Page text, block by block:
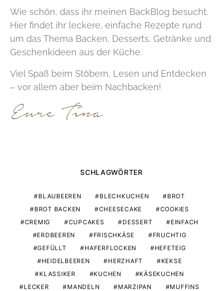
Wie schön, dass ihr meinen BackBlog besucht.
Hier findet ihr leckere, einfache Rezepte rund
um das Thema Backen, Desserts, Getränke und
Geschenkideen aus der Küche.
Viel Spaß beim Stöbern, Lesen und Entdecken
– vor allem aber beim Nachbacken!
SCHLAGWÖRTER
BLAUBEEREN BLECHKUCHEN
BROT
BROT BACKEN
CHEESECAKE
COOKIES
CREMIG
CUPCAKES DESSERT
EINFACH
ERDBEEREN
FRISCHKÄSE
FRUCHTIG
GEFÜLLT
HAFERFLOCKEN
HEFETEIG
HEIDELBEEREN
HERZHAFT
KEKSE
KLASSIKER
KUCHEN
KÄSEKUCHEN
LECKER
MANDELN MARZIPAN
MUFFINS